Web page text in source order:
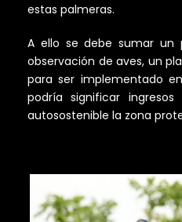
estas palmeras.
A ello se debe sumar un
observación de aves, un
para ser implementado
podría significar
autosostenible la zona